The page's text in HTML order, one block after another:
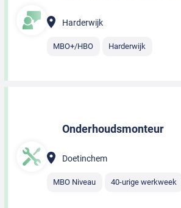
Harderwijk
MBO+/HBO Harderwijk
Onderhoudsmonteur
Doetinchem
MBO Niveau 40-urige werkweek